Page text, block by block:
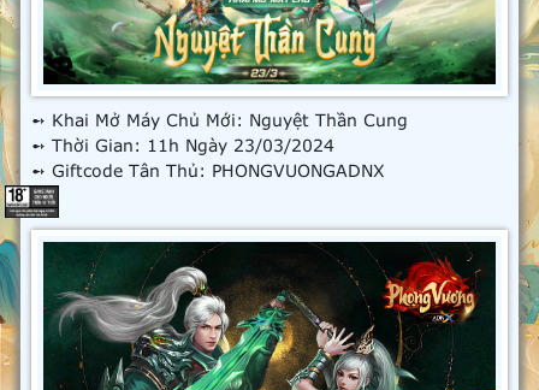
➻ Khai Mở Máy Chủ Mới: Nguyệt Thần Cung
➻ Thời Gian: 11h Ngày 23/03/2024
➻ Giftcode Tân Thủ: PHONGVUONGADNX